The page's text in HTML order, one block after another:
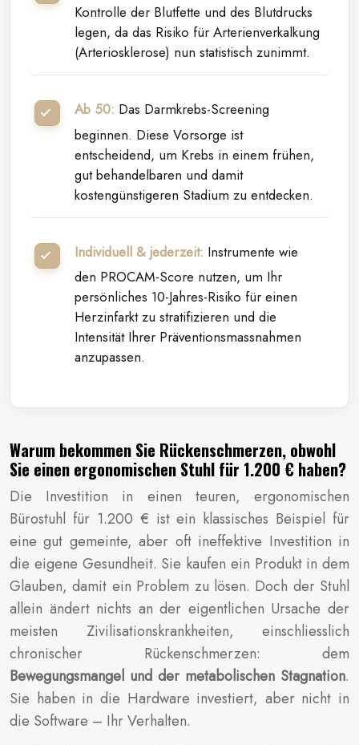
Kontrolle der Blutfette und des Blutdrucks
legen, da das Risiko für Arterienverkalkung
(Arteriosklerose) nun statistisch zunimmt.
Ab 50: Das Darmkrebs-Screening
beginnen. Diese Vorsorge ist
entscheidend, um Krebs in einem frühen,
gut behandelbaren und damit
kostengünstigeren Stadium zu entdecken.
Individuell & jederzeit: Instrumente wie
den PROCAM-Score nutzen, um Ihr
persönliches 10-Jahres-Risiko für einen
Herzinfarkt zu stratifizieren und die
Intensität Ihrer Präventionsmassnahmen
anzupassen.
Warum bekommen Sie Rückenschmerzen, obwohl
Sie einen ergonomischen Stuhl für 1.200 € haben?
Die Investition in einen teuren, ergonomischen
Bürostuhl für 1.200 € ist ein klassisches Beispiel für
eine gut gemeinte, aber oft ineffektive Investition in
die eigene Gesundheit. Sie kaufen ein Produkt in dem
Glauben, damit ein Problem zu lösen. Doch der Stuhl
allein ändert nichts an der eigentlichen Ursache der
meisten Zivilisationskrankheiten, einschliesslich
chronischer Rückenschmerzen: dem
Bewegungsmangel und der metabolischen Stagnation.
Sie haben in die Hardware investiert, aber nicht in
die Software – Ihr Verhalten.